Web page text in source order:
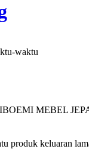
waktu
MEBEL
produk keluaran